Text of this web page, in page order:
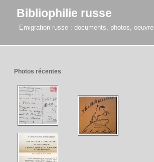
Bibliophilie russe
Emigration russe : documents, photos,
Photos récentes